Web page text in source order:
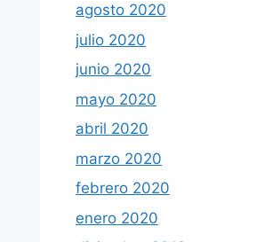
agosto 2020
julio 2020
junio 2020
mayo 2020
abril 2020
marzo 2020
febrero 2020
enero 2020